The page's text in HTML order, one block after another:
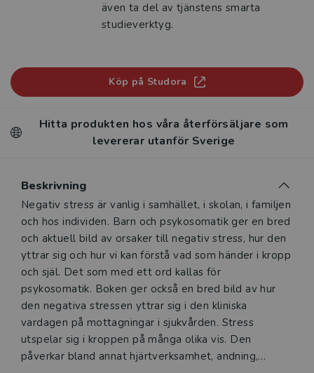
även ta del av tjänstens smarta
studieverktyg.
Köp på Studora
Hitta produkten hos våra återförsäljare som
levererar utanför Sverige
Beskrivning
Beskrivning
Negativ stress är vanlig i samhället, i skolan, i familjen
och hos individen. Barn och psykosomatik ger en bred
och aktuell bild av orsaker till negativ stress, hur den
yttrar sig och hur vi kan förstå vad som händer i kropp
och själ. Det som med ett ord kallas för
psykosomatik. Boken ger också en bred bild av hur
den negativa stressen yttrar sig i den kliniska
vardagen på mottagningar i sjukvården. Stress
utspelar sig i kroppen på många olika vis. Den
påverkar bland annat hjärtverksamhet, andning,